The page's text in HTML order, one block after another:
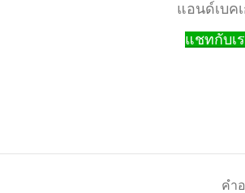
แอนด์เบค
แชทกับเ
คำ